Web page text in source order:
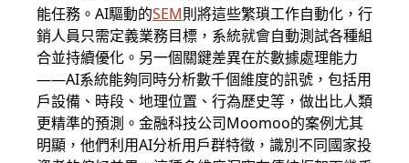
能任務。AI驅動的SEM則將這些繁瑣工作自動化，行
銷人員只需定義業務目標，系統就會自動測試各種組
合並持續優化。另一個關鍵差異在於數據處理能力
——AI系統能夠同時分析數千個維度的訊號，包括用
戶設備、時段、地理位置、行為歷史等，做出比人類
更精準的預測。金融科技公司Moomoo的案例尤其
明顯，他們利用AI分析用戶群特徵，識別不同國家投